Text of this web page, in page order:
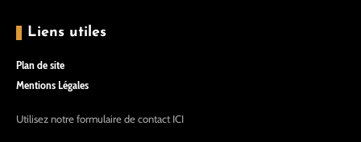
Liens utiles
Plan de site
Mentions Légales
Utilisez notre formulaire de contact ICI